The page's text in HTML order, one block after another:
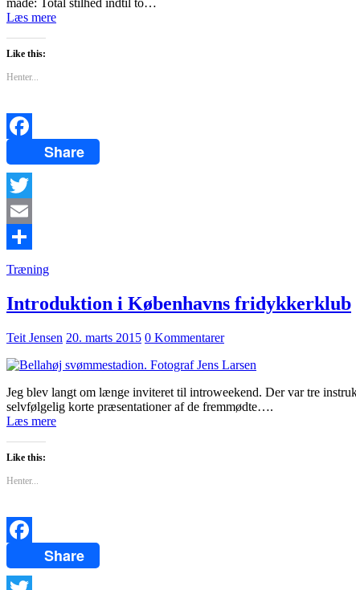
måde: Total stilhed indtil to…
Læs mere
Like this:
Henter...
FacebookShare
Twitter
Email
Del
Træning
Introduktion i Københavns fridykkerklub
Teit Jensen 20. marts 2015 0 Kommentarer
Jeg blev langt om længe inviteret til introweekend. Der var tre
selvfølgelig korte præsentationer af de fremmødte….
Læs mere
Like this:
Henter...
FacebookShare